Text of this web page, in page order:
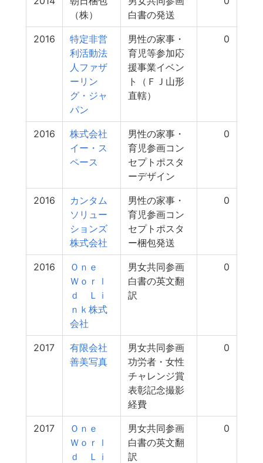
（株）
白書の発送
2016
特定非営
利活動法
人ファザ
ーリン
グ・ジャ
パン
男性の家事・
育児等参加応
援事業イベン
ト（ＦＪ山形
直轄）
0
2016
株式会社
イー・ス
ペース
男性の家事・
育児参画コン
セプトポスタ
ーデザイン
0
2016
カンタム
ソリュー
ションズ
株式会社
男性の家事・
育児参画コン
セプトポスタ
ー梱包発送
0
2016
Ｏｎｅ
Ｗｏｒｌ
ｄ Ｌｉ
ｎｋ株式
会社
男女共同参画
白書の英文翻
訳
0
2017
有限会社
善美写真
男女共同参画
功労者・女性
チャレンジ賞
表彰記念撮影
経費
0
2017
Ｏｎｅ
Ｗｏｒｌ
ｄ Ｌｉ
男女共同参画
白書の英文翻
訳
0